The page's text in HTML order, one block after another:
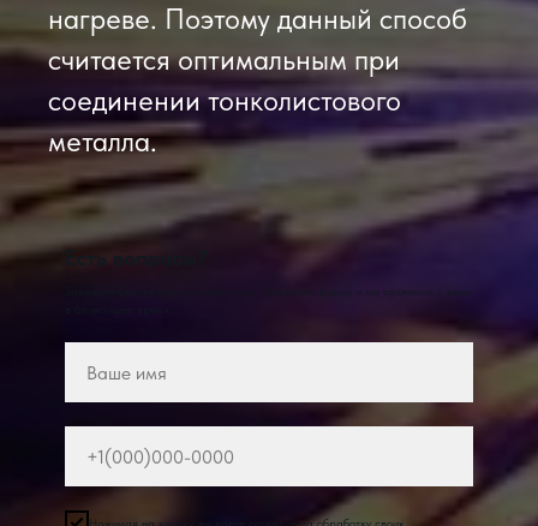
нагреве. Поэтому данный способ
считается оптимальным при
соединении тонколистового
металла.
Есть вопросы?
Закажите бесплатную консультацию. Заполните форму и мы свяжемся с вами
Нажимая на кнопку, вы даете согласие на обработку своих